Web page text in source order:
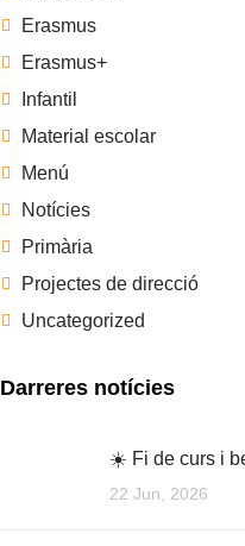
Erasmus
Erasmus+
Infantil
Material escolar
Menú
Notícies
Primària
Projectes de direcció
Uncategorized
Darreres notícies
☀️ Fi de curs i
22 Jun, 2026